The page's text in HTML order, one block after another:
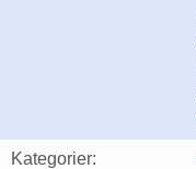
Kategorier: